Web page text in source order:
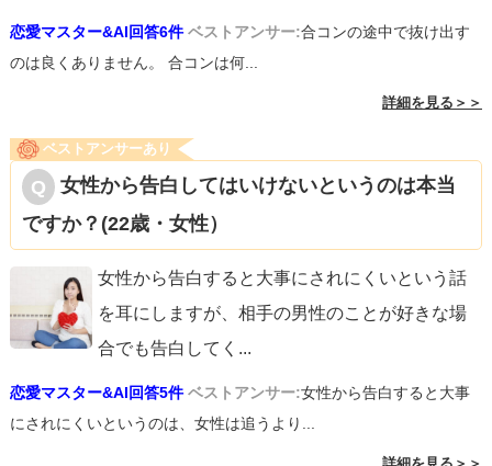
恋愛マスター&AI回答6件 ベストアンサー:合コンの途中で抜け出す
のは良くありません。 合コンは何...
詳細を見る＞＞
ベストアンサーあり
女性から告白してはいけないというのは本当
ですか？(22歳・女性）
女性から告白すると大事にされにくいという話
を耳にしますが、相手の男性のことが好きな場
合でも告白してく ...
恋愛マスター&AI回答5件 ベストアンサー:女性から告白すると大事
にされにくいというのは、女性は追うより...